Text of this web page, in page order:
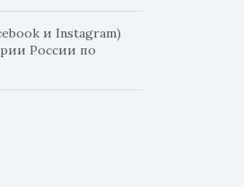
и Instagram)
России по